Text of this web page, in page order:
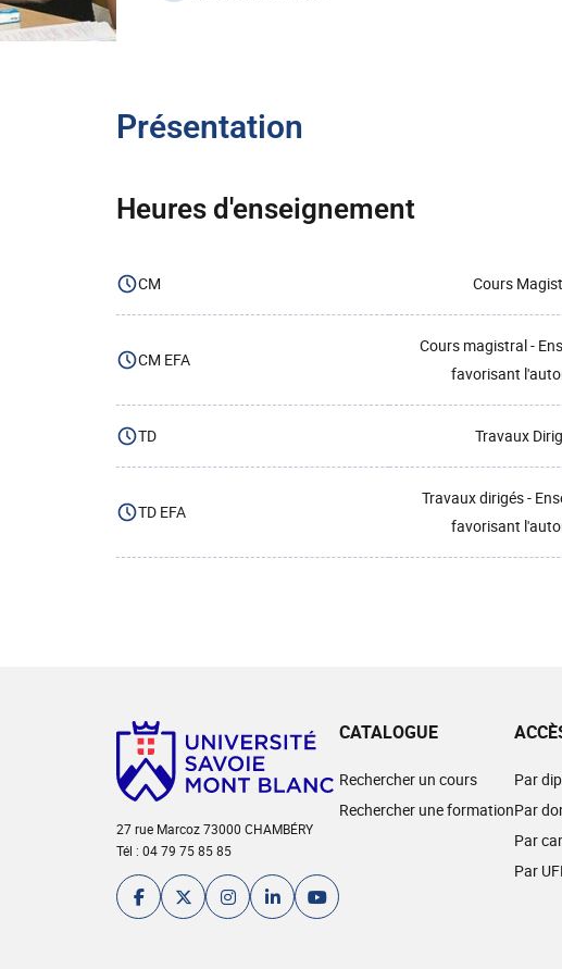
Présentation
Heures d'enseignement
CM Cours
CM EFA
Cours magistral -
favorisant
TD Travaux
TD EFA
Travaux dirigés -
favorisant
27 rue Marcoz 73000 CHAMBÉRY
Tél : 04 79 75 85 85
CATALOGUE
Rechercher un cours
Rechercher une formation
Par
Par
Par
Par